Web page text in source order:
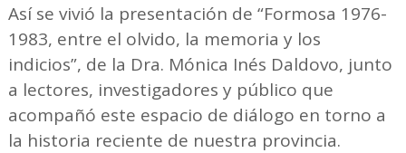
Así se vivió la presentación de “Formosa 1976-
1983, entre el olvido, la memoria y los
indicios”, de la Dra. Mónica Inés Daldovo, junto
a lectores, investigadores y público que
acompañó este espacio de diálogo en torno a
la historia reciente de nuestra provincia.